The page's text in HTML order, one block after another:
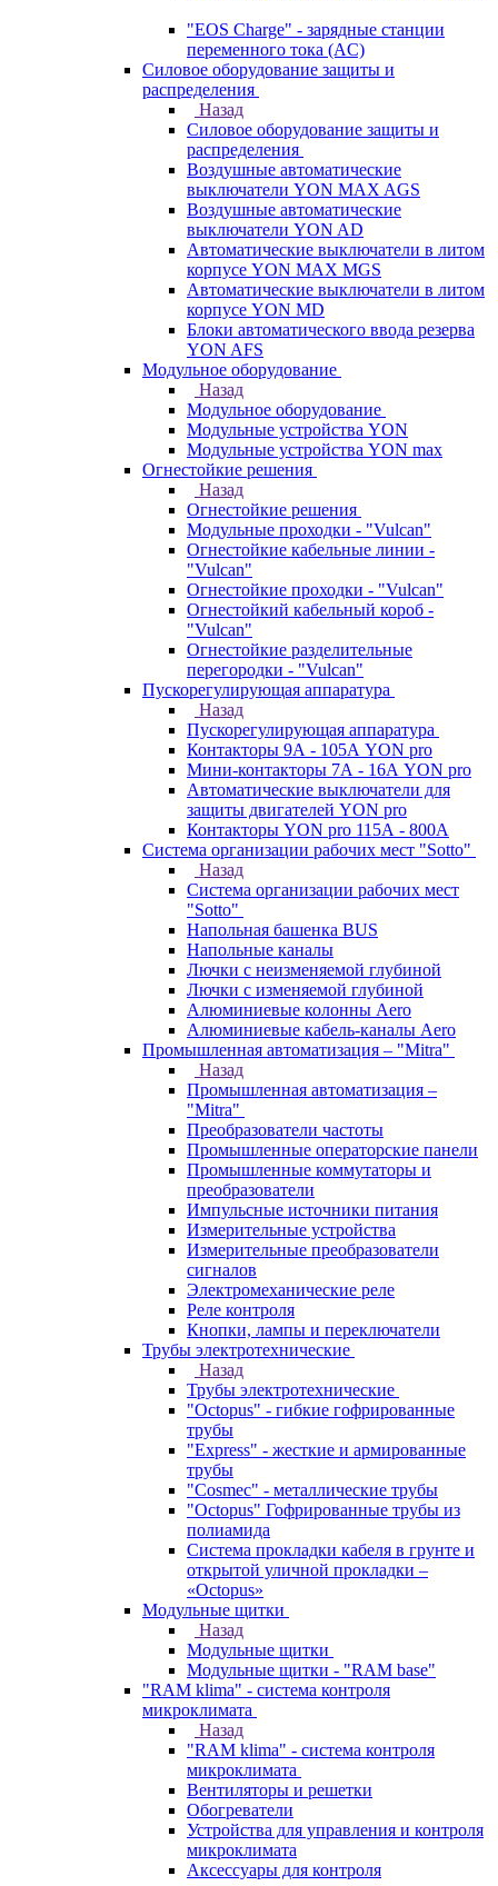
"EOS Charge" - зарядные станции
переменного тока (AC)
Силовое оборудование защиты и
распределения
Назад
Силовое оборудование защиты и
распределения
Воздушные автоматические
выключатели YON MAX AGS
Воздушные автоматические
выключатели YON AD
Автоматические выключатели в литом
корпусе YON MAX MGS
Автоматические выключатели в литом
корпусе YON MD
Блоки автоматического ввода резерва
YON AFS
Модульное оборудование
Назад
Модульное оборудование
Модульные устройства YON
Модульные устройства YON max
Огнестойкие решения
Назад
Огнестойкие решения
Модульные проходки - "Vulcan"
Огнестойкие кабельные линии -
"Vulcan"
Огнестойкие проходки - "Vulcan"
Огнестойкий кабельный короб -
"Vulcan"
Огнестойкие разделительные
перегородки - "Vulcan"
Пускорегулирующая аппаратура
Назад
Пускорегулирующая аппаратура
Контакторы 9А - 105А YON pro
Мини-контакторы 7А - 16А YON pro
Автоматические выключатели для
защиты двигателей YON pro
Контакторы YON pro 115А - 800А
Система организации рабочих мест "Sotto"
Назад
Система организации рабочих мест
"Sotto"
Напольная башенка BUS
Напольные каналы
Лючки с неизменяемой глубиной
Лючки с изменяемой глубиной
Алюминиевые колонны Aero
Алюминиевые кабель-каналы Aero
Промышленная автоматизация – "Mitra"
Назад
Промышленная автоматизация –
"Mitra"
Преобразователи частоты
Промышленные операторские панели
Промышленные коммутаторы и
преобразователи
Импульсные источники питания
Измерительные устройства
Измерительные преобразователи
сигналов
Электромеханические реле
Реле контроля
Кнопки, лампы и переключатели
Трубы электротехнические
Назад
Трубы электротехнические
"Octopus" - гибкие гофрированные
трубы
"Express" - жесткие и армированные
трубы
"Cosmec" - металлические трубы
"Octopus" Гофрированные трубы из
полиамида
Система прокладки кабеля в грунте и
открытой уличной прокладки –
«Octopus»
Модульные щитки
Назад
Модульные щитки
Модульные щитки - "RAM base"
"RAM klima" - система контроля
микроклимата
Назад
"RAM klima" - система контроля
микроклимата
Вентиляторы и решетки
Обогреватели
Устройства для управления и контроля
микроклимата
Аксессуары для контроля